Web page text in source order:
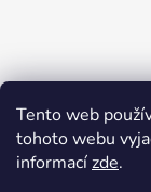
Tento web
tohoto webu
informacízde.